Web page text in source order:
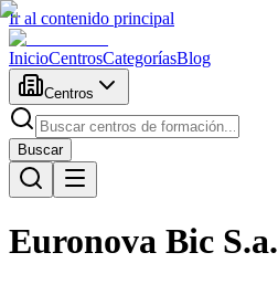
Ir al contenido principal
InicioCentrosCategoríasBlog
Centros
Buscar
Euronova Bic S.a.